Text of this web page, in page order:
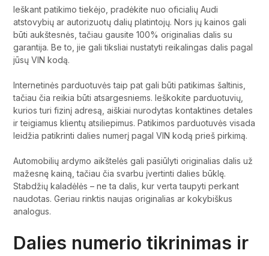
Ieškant patikimo tiekėjo, pradėkite nuo oficialių Audi
atstovybių ar autorizuotų dalių platintojų. Nors jų kainos gali
būti aukštesnės, tačiau gausite 100% originalias dalis su
garantija. Be to, jie gali tiksliai nustatyti reikalingas dalis pagal
jūsų VIN kodą.
Internetinės parduotuvės taip pat gali būti patikimas šaltinis,
tačiau čia reikia būti atsargesniems. Ieškokite parduotuvių,
kurios turi fizinį adresą, aiškiai nurodytas kontaktines detales
ir teigiamus klientų atsiliepimus. Patikimos parduotuvės visada
leidžia patikrinti dalies numerį pagal VIN kodą prieš pirkimą.
Automobilių ardymo aikštelės gali pasiūlyti originalias dalis už
mažesnę kainą, tačiau čia svarbu įvertinti dalies būklę.
Stabdžių kaladėlės – ne ta dalis, kur verta taupyti perkant
naudotas. Geriau rinktis naujas originalias ar kokybiškus
analogus.
Dalies numerio tikrinimas ir